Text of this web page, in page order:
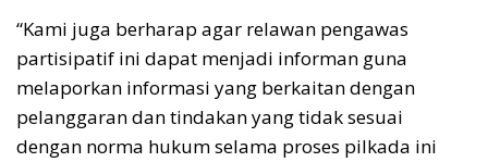
“Kami juga berharap agar relawan pengawas
partisipatif ini dapat menjadi informan guna
melaporkan informasi yang berkaitan dengan
pelanggaran dan tindakan yang tidak sesuai
dengan norma hukum selama proses pilkada ini